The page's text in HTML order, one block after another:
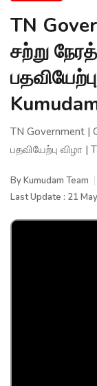
TN
சற்று
TN Government |
பதவியேற்பு விழா |
ByKumudam Team
Last Update : 21